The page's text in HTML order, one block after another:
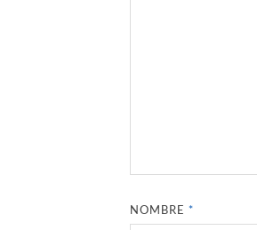
NOMBRE *